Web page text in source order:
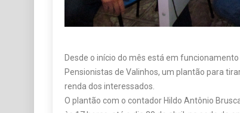
Desde o início do mês está em
Pensionistas de Valinhos, um plantão para
renda dos interessados.
O plantão com o contador Hildo Antônio